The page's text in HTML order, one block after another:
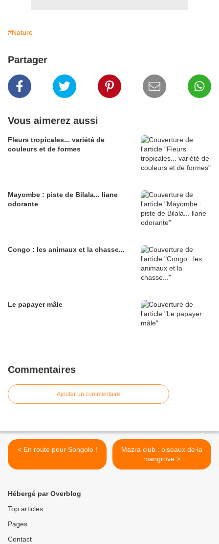
#Nature
Partager
Vous aimerez aussi
Fleurs tropicales... variété de
couleurs et de formes
Mayombe : piste de Bilala... liane
odorante
Congo : les animaux et la chasse...
Le papayer mâle
Commentaires
Ajouter un commentaire
< En route pour Songolo !
Mazra club : oiseaux de la
mangrove >
Hébergé par Overblog
Top articles
Pages
Contact